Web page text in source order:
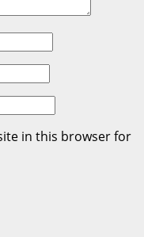
in this browser for